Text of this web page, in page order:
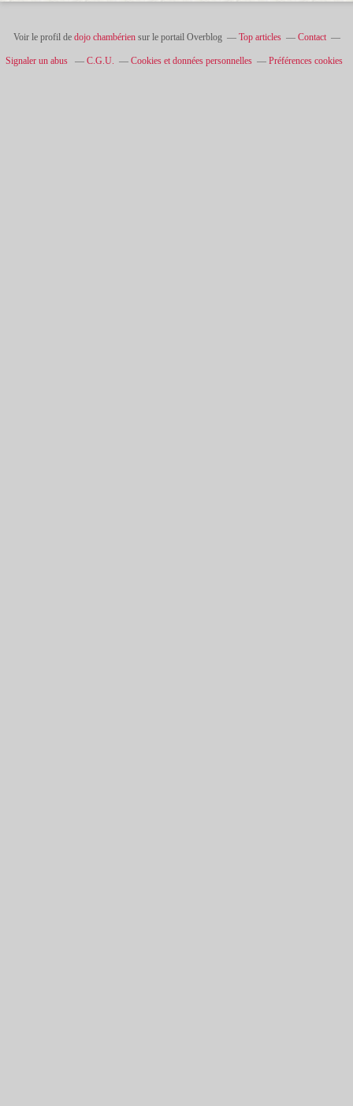
Voir le profil de dojo chambériensur le portail Overblog Top articles Contact
Signaler un abus C.G.U. Cookies et données personnelles Préférences cookies